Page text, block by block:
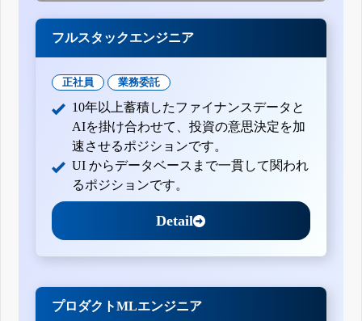
フルスタックエンジニア
正社員 業務委託
10年以上蓄積したファイナンスデータと
AIを掛け合わせて、投資の意思決定を加
速させるポジションです。
UI からデータベースまで一貫して関われ
るポジションです。
Detail
プロダクトMLエンジニア